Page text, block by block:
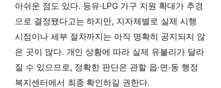
아쉬운 점도 있다. 등유·LPG 가구 지원 확대가 추경
으로 결정됐다고는 하지만, 지자체별로 실제 시행
시점이나 세부 절차까지는 아직 명확히 공지되지 않
은 곳이 많다. 개인 상황에 따라 실제 유불리가 달라
질 수 있으므로, 정확한 판단은 관할 읍·면·동 행정
복지센터에서 최종 확인하길 권한다.